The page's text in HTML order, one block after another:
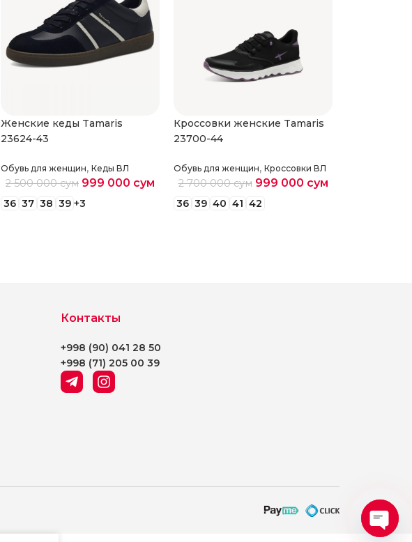
Женские кеды Tamaris
23624-43
Обувь для женщин, Кеды ВЛ
2 500 000сум 999 000 сум
36 37 38 39 +3
Кроссовки женские Tamaris
23700-44
Обувь для женщин, Кроссовки ВЛ
2 700 000сум 999 000 сум
36 39 40 41 42
Контакты
+998 (90) 041 28 50
+998 (71) 205 00 39